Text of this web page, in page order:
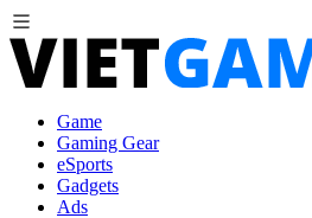
Game
Gaming Gear
eSports
Gadgets
Ads